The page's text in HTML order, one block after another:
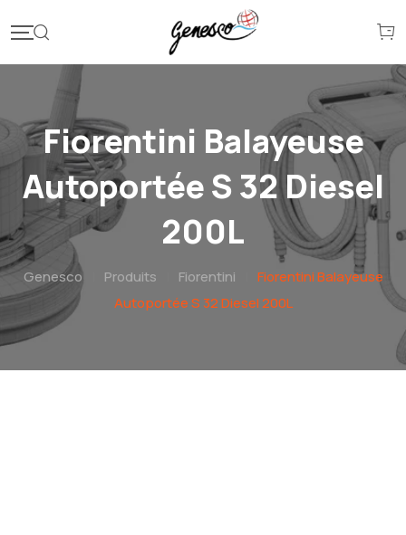
Fiorentini Balayeuse
Autoportée S 32 Diesel
200L
Genesco Produits Fiorentini
Fiorentini Balayeuse
Autoportée S 32 Diesel 200L